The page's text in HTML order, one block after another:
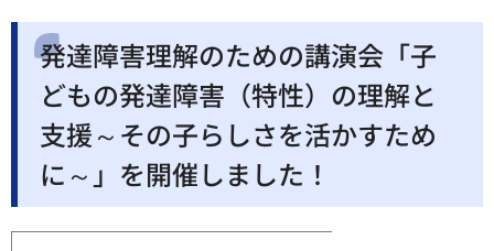
発達障害理解のための講演会「子
どもの発達障害（特性）の理解と
支援～その子らしさを活かすため
に～」を開催しました！